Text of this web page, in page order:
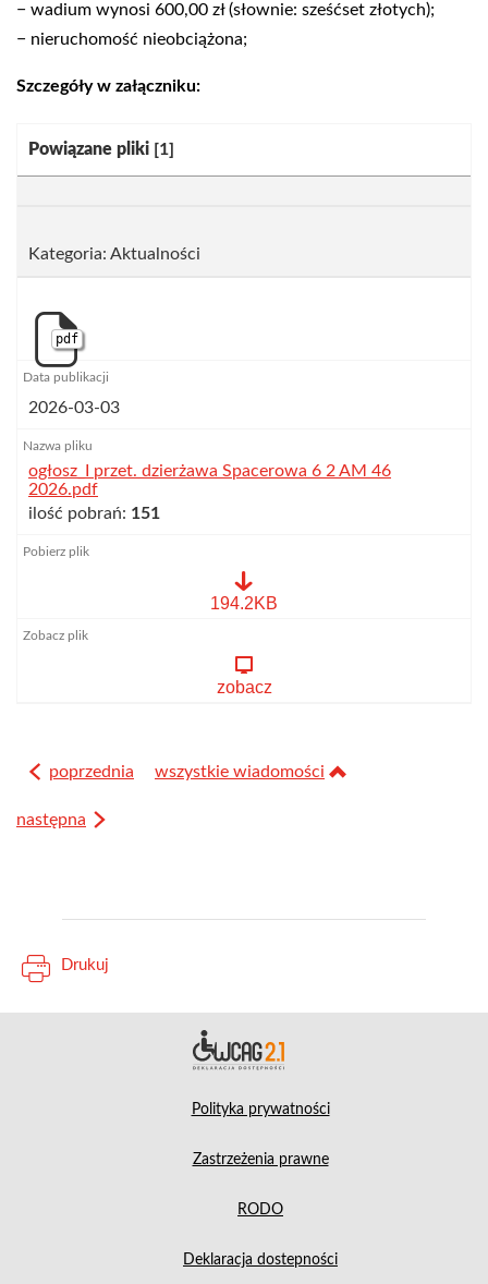
− wadium wynosi 600,00 zł (słownie: sześćset złotych);
− nieruchomość nieobciążona;
Szczegóły w załączniku:
Kategoria:
Powiązane pliki [1]
Kategoria: Aktualności
pdf
2026-03-03
ogłosz_I przet. dzierżawa Spacerowa 6 2 AM 46
2026.pdf
ilość pobrań: 151
dzierżawa
194.2KB
zobacz
poprzednia wszystkie wiadomości
następna
Drukuj
Polityka prywatności
Zastrzeżenia prawne
RODO
Deklaracja dostepności